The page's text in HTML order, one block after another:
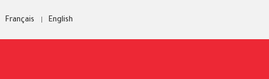
English
Français